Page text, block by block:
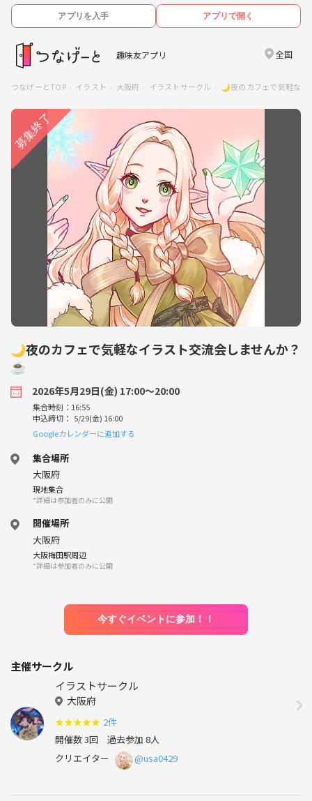
アプリを入手 アプリで開く
趣味友アプリ 全国
つなげーとTOP イラスト 大阪府 イラストサークル 🌙夜のカフェで気軽な
🌙夜のカフェで気軽なイラスト交流会しませんか？
☕️
2026年5月29日(金) 17:00〜20:00
集合時刻：16:55
申込締切： 5/29(金) 16:00
Googleカレンダーに追加する
集合場所
大阪府
現地集合
*詳細は参加者のみに公開
開催場所
大阪府
大阪梅田駅周辺
*詳細は参加者のみに公開
今すぐイベントに参加！！
主催サークル
イラストサークル
大阪府
★★★★★ 2件
開催数 3回 過去参加 8人
クリエイター
@usa0429